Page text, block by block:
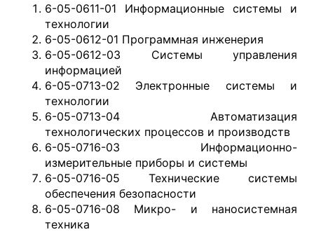
6-05-0611-01 Информационные системы и
технологии
6-05-0612-01 Программная инженерия
6-05-0612-03 Системы управления
информацией
6-05-0713-02 Электронные системы и
технологии
6-05-0713-04 Автоматизация
технологических процессов и производств
6-05-0716-03 Информационно-
измерительные приборы и системы
6-05-0716-05 Технические системы
обеспечения безопасности
6-05-0716-08 Микро- и наносистемная
техника